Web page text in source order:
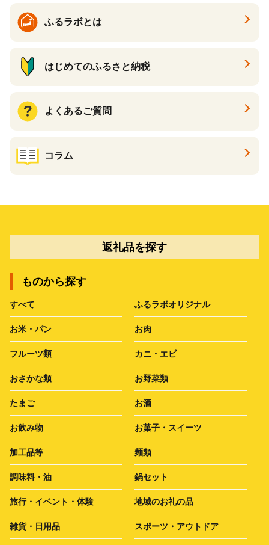
ふるラボとは
はじめてのふるさと納税
よくあるご質問
コラム
返礼品を探す
ものから探す
すべて ふるラボオリジナル
お米・パン お肉
フルーツ類 カニ・エビ
おさかな類 お野菜類
たまご お酒
お飲み物 お菓子・スイーツ
加工品等 麺類
調味料・油 鍋セット
旅行・イベント・体験 地域のお礼の品
雑貨・日用品 スポーツ・アウトドア